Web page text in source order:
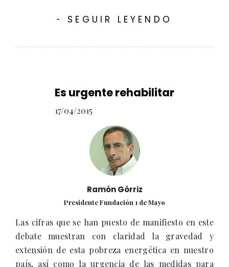
- SEGUIR LEYENDO
Es urgente rehabilitar
17/04/2015
Ramón Górriz
Presidente Fundación 1 de Mayo
Las cifras que se han puesto de manifiesto en este
debate muestran con claridad la gravedad y
extensión de esta pobreza energética en nuestro
país, así como la urgencia de las medidas para